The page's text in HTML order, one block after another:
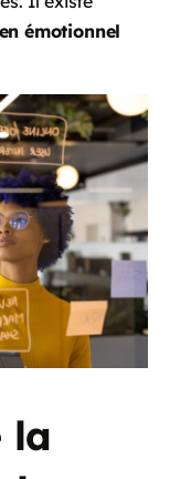
émotionnel
la